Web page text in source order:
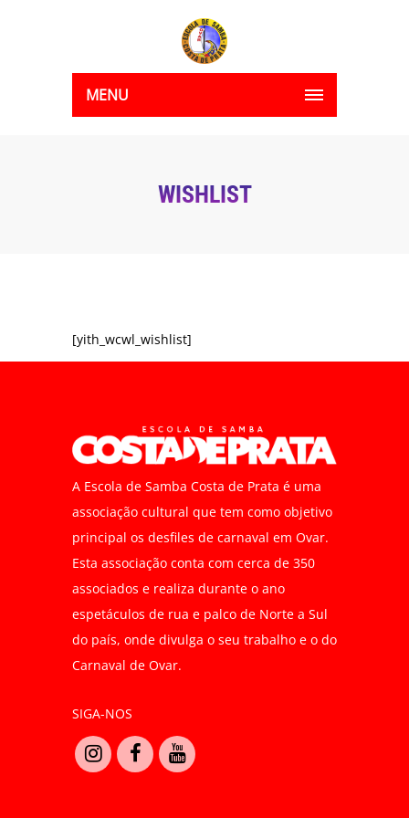
MENU
WISHLIST
[yith_wcwl_wishlist]
A Escola de Samba Costa de Prata é uma
associação cultural que tem como objetivo
principal os desfiles de carnaval em Ovar.
Esta associação conta com cerca de 350
associados e realiza durante o ano
espetáculos de rua e palco de Norte a Sul
do país, onde divulga o seu trabalho e o do
Carnaval de Ovar.
SIGA-NOS